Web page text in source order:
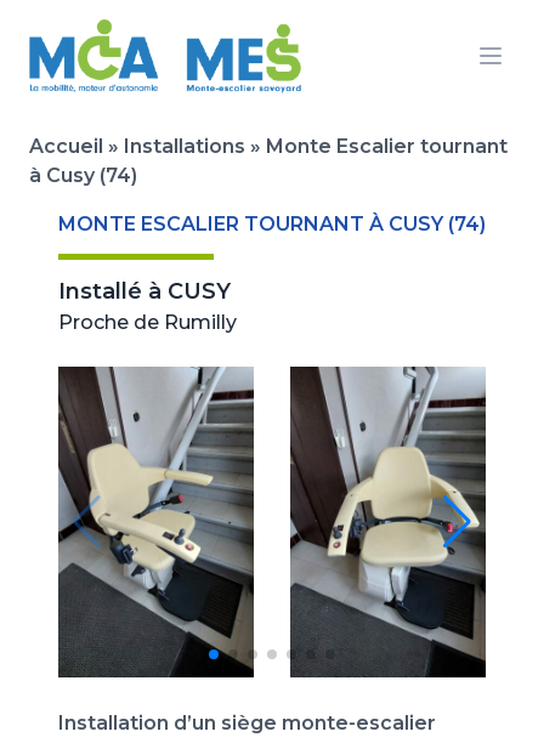
Accueil » Installations » Monte Escalier tournant
à Cusy (74)
MONTE ESCALIER TOURNANT À CUSY (74)
Installé à CUSY
Proche de Rumilly
Installation d’un siège monte-escalier